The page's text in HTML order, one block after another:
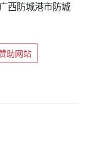
西防城港市防城
助网站